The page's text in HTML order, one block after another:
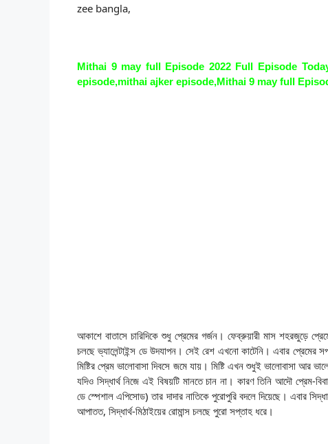
zee bangla,
Mithai 9 may full Episode 2022 Full Episode
episode,mithai ajker episode,Mithai 9 may full
আকাশে বাতাসে চারিদিকে শুধু প্রেমের গর্জন। ফেব্রুয়ারী মাস
চলছে ভ্যালেন্টাইন্স ডে উদযাপন। সেই রেশ এখনো কাটেনি। এবার প্রেমের
মিষ্টির প্রেম ভালোবাসা দিবসে জমে যায়। মিষ্টি এখন শুধুই ভালোবাসা আর
যদিও সিদ্ধার্থ নিজে এই বিষয়টি মানতে চান না। কারণ তিনি আদৌ প্রেম-
ডে স্পেশাল এপিসোড) তার দাদার নাতিকে পুরোপুরি বদলে দিয়েছে। এবার
আপাতত, সিদ্ধার্থ-মিঠাইয়ের রোমান্স চলছে পুরো সপ্তাহ ধরে।